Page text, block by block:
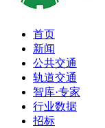
首页
新闻
公共交通
轨道交通
智库·专家
行业数据
招标